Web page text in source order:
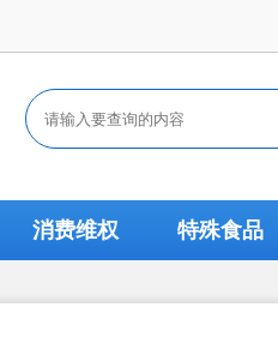
消费维权 特殊食品